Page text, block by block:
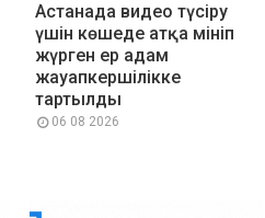
Астанада видео түсіру
үшін көшеде атқа мініп
жүрген ер адам
жауапкершілікке
тартылды
06 08 2026